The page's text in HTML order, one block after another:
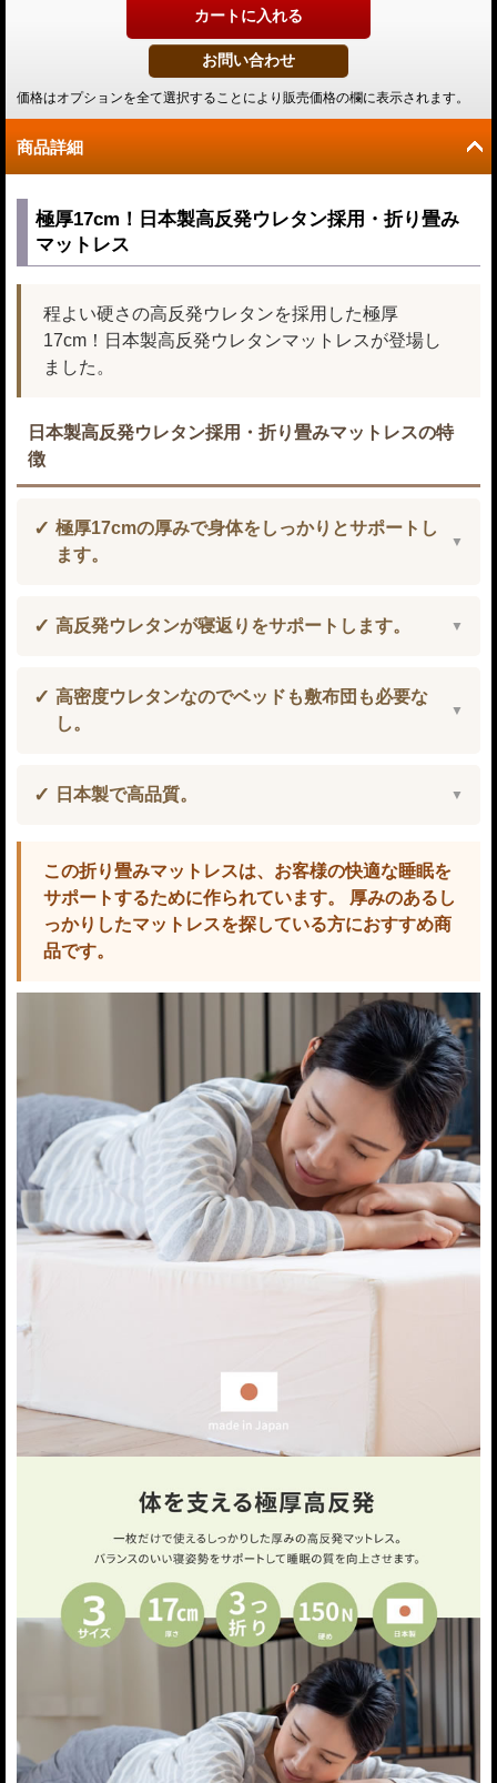
価格はオプションを全て選択することにより販売価格の欄に表示されます。
商品詳細
極厚17cm！日本製高反発ウレタン採用・折り畳み
マットレス
程よい硬さの高反発ウレタンを採用した極厚
17cm！日本製高反発ウレタンマットレスが登場し
ました。
日本製高反発ウレタン採用・折り畳みマットレスの特
徴
極厚17cmの厚みで身体をしっかりとサポートし
ます。
高反発ウレタンが寝返りをサポートします。
高密度ウレタンなのでベッドも敷布団も必要な
し。
日本製で高品質。
この折り畳みマットレスは、お客様の快適な睡眠を
サポートするために作られています。 厚みのあるし
っかりしたマットレスを探している方におすすめ商
品です。